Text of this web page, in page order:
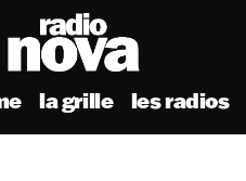
la grille les radios